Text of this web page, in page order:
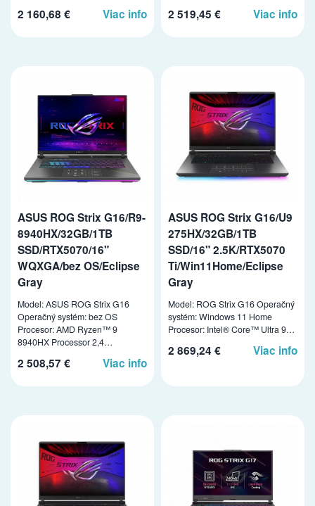
2 160,68 € Viac info 2 519,45 € Viac info
ASUS ROG Strix G16/R9-
8940HX/32GB/1TB
SSD/RTX5070/16"
WQXGA/bez OS/Eclipse
Gray
Model: ASUS ROG Strix G16
Operačný systém: bez OS
Procesor: AMD Ryzen™ 9
8940HX Processor 2,4…
2 508,57 € Viac info
ASUS ROG Strix G16/U9
275HX/32GB/1TB
SSD/16" 2.5K/RTX5070
Ti/Win11Home/Eclipse
Gray
Model: ROG Strix G16 Operačný
systém: Windows 11 Home
Procesor: Intel® Core™ Ultra 9…
2 869,24 € Viac info